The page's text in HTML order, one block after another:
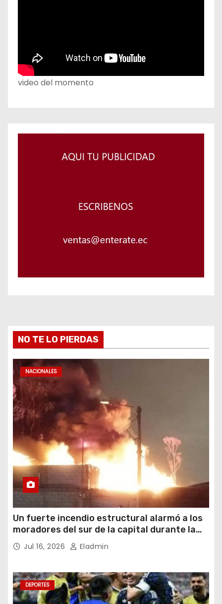
video del momento
NO TE LO PIERDAS
NACIONALES
Un fuerte incendio estructural alarmó a los
moradores del sur de la capital durante la
noche del miércoles 15 de julio de 2026
Jul 16, 2026 Eladmin
DEPORTES